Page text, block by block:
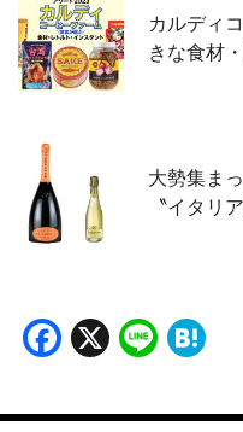
カルディ
きな食材
大勢集ま
〝イタリ
Facebook
X Line